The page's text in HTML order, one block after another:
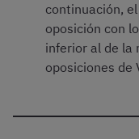
continuación,
oposición con
inferior al de la
oposiciones de